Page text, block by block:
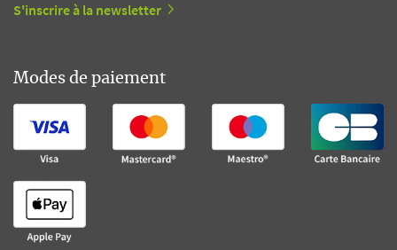
S'inscrire à la newsletter
Modes de paiement